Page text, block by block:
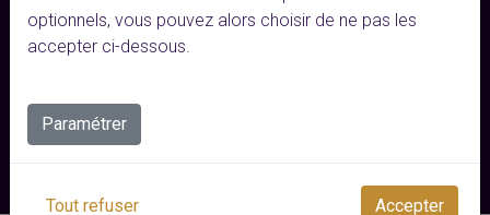
La race d’excellence élevée à Toi Joly
optionnels, vous pouvez alors choisir de ne pas les
accepter ci-dessous.
Paramétrer
Tout refuser Accepter